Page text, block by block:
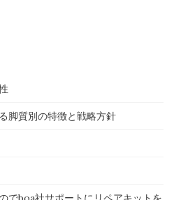
脚質別の特徴と戦略方針